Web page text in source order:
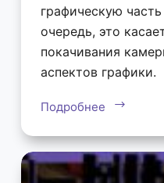
графическую
очередь, это
покачивания
аспектов графики.
Подробнее